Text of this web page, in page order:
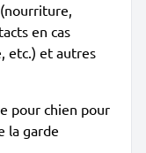
en cas
etc.) et autres
pour chien pour
la garde